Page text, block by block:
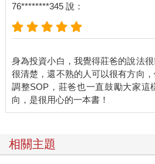
76********345 說：
身為投資小白，我覺得莊爸的說法
很清楚，還不熟的人可以很有方向
調整SOP，莊爸也一直鼓勵大家這
相關主題